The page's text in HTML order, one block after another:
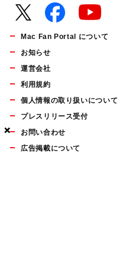
×
×
×
×
Mac Fan Portal について
お知らせ
運営会社
利用規約
個人情報の取り扱いについて
プレスリリース受付
お問い合わせ
広告掲載について